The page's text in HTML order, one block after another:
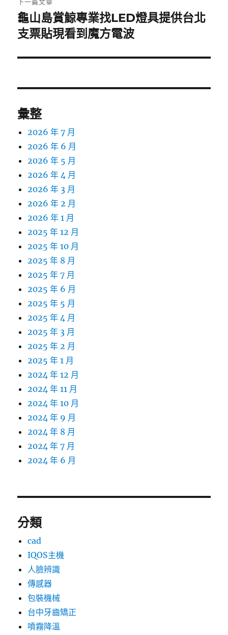
下
一
文
龜山島賞鯨專業找LED燈具提供台北
支票貼現看到魔方電波
彙整
2026 年 7 月
2026 年 6 月
2026 年 5 月
2026 年 4 月
2026 年 3 月
2026 年 2 月
2026 年 1 月
2025 年 12 月
2025 年 10 月
2025 年 8 月
2025 年 7 月
2025 年 6 月
2025 年 5 月
2025 年 4 月
2025 年 3 月
2025 年 2 月
2025 年 1 月
2024 年 12 月
2024 年 11 月
2024 年 10 月
2024 年 9 月
2024 年 8 月
2024 年 7 月
2024 年 6 月
分類
cad
IQOS主機
人臉辨識
傳感器
包裝機械
台中牙齒矯正
噴霧降溫